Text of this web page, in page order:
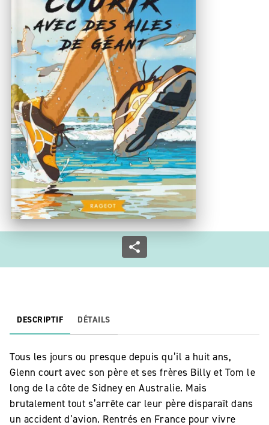
DESCRIPTIF DÉTAILS
Tous les jours ou presque depuis qu’il a huit ans,
Glenn court avec son père et ses frères Billy et Tom le
long de la côte de Sidney en Australie. Mais
brutalement tout s’arrête car leur père disparaît dans
un accident d’avion. Rentrés en France pour vivre